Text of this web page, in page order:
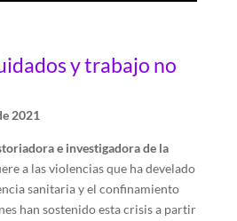
y trabajo no
2021
e investigadora de la
a las violencias que ha develado
sanitaria y el confinamiento
han sostenido esta crisis a partir